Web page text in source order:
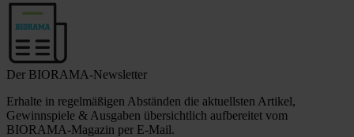
Der BIORAMA-Newsletter
Erhalte in regelmäßigen Abständen die aktuellsten Artikel,
Gewinnspiele & Ausgaben übersichtlich aufbereitet vom
BIORAMA-Magazin per E-Mail.